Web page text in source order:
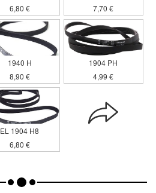
6,80 €
7,70 €
1940 H
8,90 €
1904 PH
4,99 €
EL 1904 H8
6,80 €